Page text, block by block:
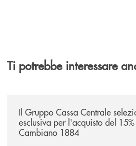
Ti potrebbe interessare
Il Gruppo Cassa Centrale
esclusiva per l'acquisto del
Cambiano 1884